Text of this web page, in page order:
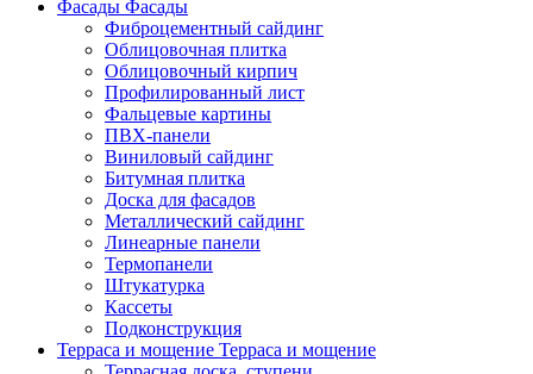
Фасады Фасады
Фиброцементный сайдинг
Облицовочная плитка
Облицовочный кирпич
Профилированный лист
Фальцевые картины
ПВХ-панели
Виниловый сайдинг
Битумная плитка
Доска для фасадов
Металлический сайдинг
Линеарные панели
Термопанели
Штукатурка
Кассеты
Подконструкция
Терраса и мощение Терраса и мощение